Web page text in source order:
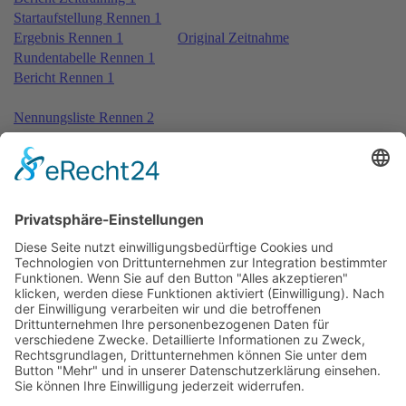
Startaufstellung Rennen 1
Ergebnis Rennen 1
Original Zeitnahme
Rundentabelle Rennen 1
Bericht Rennen 1
Nennungsliste Rennen 2
Ergebnis Zeittraining 2
Original Zeitnahme
Bericht Zeittraining 2
Startaufstellung Rennen 2
Rundentabelle Rennen 2
Nennungsliste Rennen 3
Ergebnis Zeittraining 2 2nd Original Zeitnahme
Startaufstellung Rennen 3
Ergebnis Rennen 3
Original Zeitnahme
Rundentabelle Rennen 3
Bericht Rennen 3